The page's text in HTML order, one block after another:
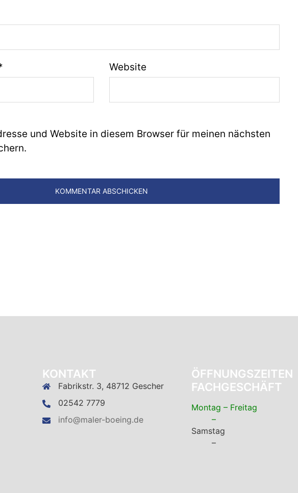
Website
und Website in diesem Browser für meinen nächsten
KONTAKT
Fabrikstr. 3, 48712 Gescher
02542 7779
info@maler-boeing.de
ÖFFNUNGSZEITEN
FACHGESCHÄFT
Montag – Freitag
–
Samstag
–